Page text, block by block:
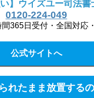
い】ウイズユー司法
0120-224-049
365日受付・全国対応
公式サイトへ
れたまま放置する